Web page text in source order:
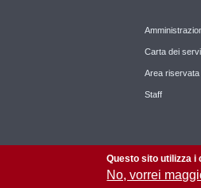
Carta dei
Area riservata
Staff
Questo sito utilizza
No, vorrei